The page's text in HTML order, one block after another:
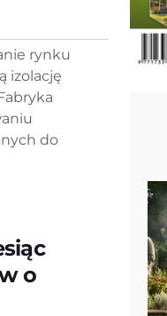
rynku
izolację
do
o